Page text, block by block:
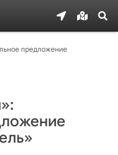
предложение